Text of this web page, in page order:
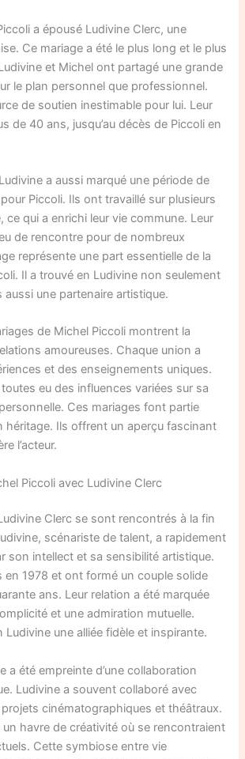
a épousé Ludivine Clerc, une
Ce mariage a été le plus long et le plus
et Michel ont partagé une grande
le plan personnel que professionnel.
de soutien inestimable pour lui. Leur
de 40 ans, jusqu’au décès de Piccoli en
a aussi marqué une période de
Piccoli. Ils ont travaillé sur plusieurs
ce qui a enrichi leur vie commune. Leur
de rencontre pour de nombreux
représente une part essentielle de la
Il a trouvé en Ludivine non seulement
aussi une partenaire artistique.
de Michel Piccoli montrent la
amoureuses. Chaque union a
et des enseignements uniques.
eu des influences variées sur sa
Ces mariages font partie
héritage. Ils offrent un aperçu fascinant
l’acteur.
Piccoli avec Ludivine Clerc
Clerc se sont rencontrés à la fin
scénariste de talent, a rapidement
son intellect et sa sensibilité artistique.
en 1978 et ont formé un couple solide
ans. Leur relation a été marquée
et une admiration mutuelle.
Ludivine une alliée fidèle et inspirante.
a été empreinte d’une collaboration
Ludivine a souvent collaboré avec
cinématographiques et théâtraux.
un havre de créativité où se rencontraient
Cette symbiose entre vie